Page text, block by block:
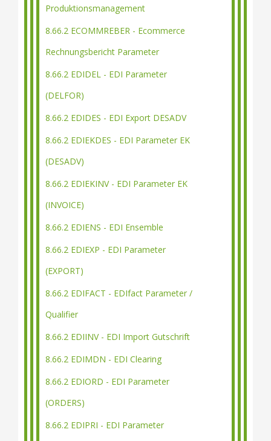
Produktionsmanagement
8.66.2 ECOMMREBER - Ecommerce
Rechnungsbericht Parameter
8.66.2 EDIDEL - EDI Parameter
(DELFOR)
8.66.2 EDIDES - EDI Export DESADV
8.66.2 EDIEKDES - EDI Parameter EK
(DESADV)
8.66.2 EDIEKINV - EDI Parameter EK
(INVOICE)
8.66.2 EDIENS - EDI Ensemble
8.66.2 EDIEXP - EDI Parameter
(EXPORT)
8.66.2 EDIFACT - EDIfact Parameter /
Qualifier
8.66.2 EDIINV - EDI Import Gutschrift
8.66.2 EDIMDN - EDI Clearing
8.66.2 EDIORD - EDI Parameter
(ORDERS)
8.66.2 EDIPRI - EDI Parameter